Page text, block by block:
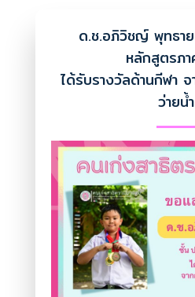
ด.ช.อภิวิชญ์ พุทธา
หลักสูตรภ
ได้รับรางวัลด้านกีฬา
ว่ายน้ำ